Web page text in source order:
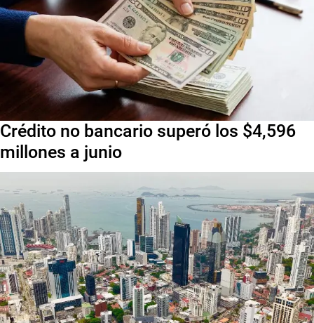
Crédito no bancario superó los $4,596
millones a junio